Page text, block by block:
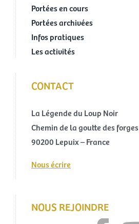
Portées en cours
Portées archivées
Infos pratiques
Les activités
CONTACT
La Légende du Loup Noir
Chemin de la goutte des forges
90200 Lepuix – France
Nous écrire
NOUS REJOINDRE